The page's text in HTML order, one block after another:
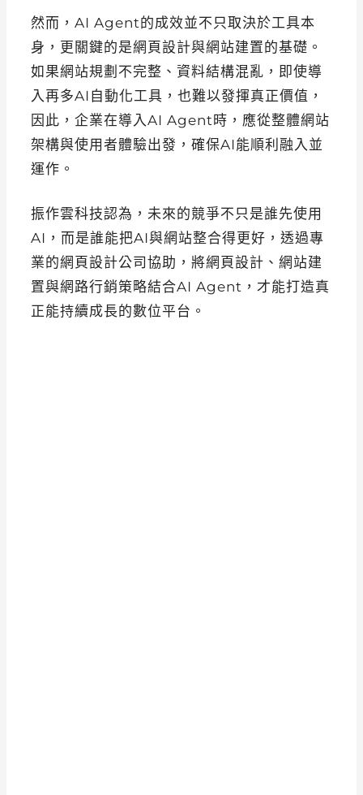
然而，AI Agent的成效並不只取決於工具本
身，更關鍵的是網頁設計與網站建置的基礎。
如果網站規劃不完整、資料結構混亂，即使導
入再多AI自動化工具，也難以發揮真正價值，
因此，企業在導入AI Agent時，應從整體網站
架構與使用者體驗出發，確保AI能順利融入並
運作。
振作雲科技認為，未來的競爭不只是誰先使用
AI，而是誰能把AI與網站整合得更好，透過專
業的網頁設計公司協助，將網頁設計、網站建
置與網路行銷策略結合AI Agent，才能打造真
正能持續成長的數位平台。